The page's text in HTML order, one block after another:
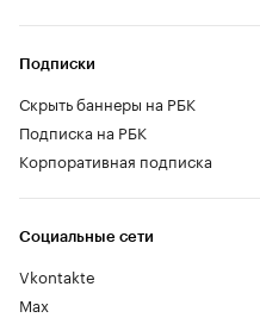
Социальные сети
Vkontakte
Max
Подписки
Скрыть баннеры на РБК
Подписка на РБК
Корпоративная подписка